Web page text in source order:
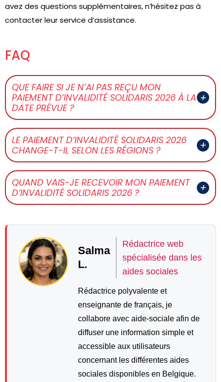
avez des questions supplémentaires, n’hésitez pas à
contacter leur service d’assistance.
FAQ
QUE FAIRE SI JE N’AI PAS REÇU MON
PAIEMENT D’INVALIDITÉ SOLIDARIS 2026 À LA
DATE PRÉVUE ?
LE PAIEMENT D’INVALIDITÉ SOLIDARIS 2026
CHANGE-T-IL SELON LES RÉGIONS ?
QUAND VAIS-JE RECEVOIR MON PAIEMENT
D’INVALIDITÉ SOLIDARIS 2026 ?
Salma
L.
Rédactrice web
spécialisée dans les
aides sociales
Rédactrice polyvalente et
enseignante de français, je
collabore avec aide-sociale afin de
diffuser une information simple et
accessible aux utilisateurs
concernant les différentes aides
sociales disponibles en Belgique.